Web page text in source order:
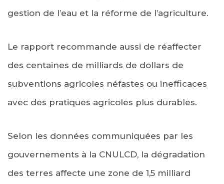
gestion de l’eau et la réforme de l’agriculture.
Le rapport recommande aussi de réaffecter
des centaines de milliards de dollars de
subventions agricoles néfastes ou inefficaces
avec des pratiques agricoles plus durables.
Selon les données communiquées par les
gouvernements à la CNULCD, la dégradation
des terres affecte une zone de 1,5 milliard